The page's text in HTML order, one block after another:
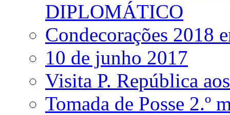
DIPLOMÁTICO
Condecorações 2018
10 de junho 2017
Visita P. República
Tomada de Posse 2.º